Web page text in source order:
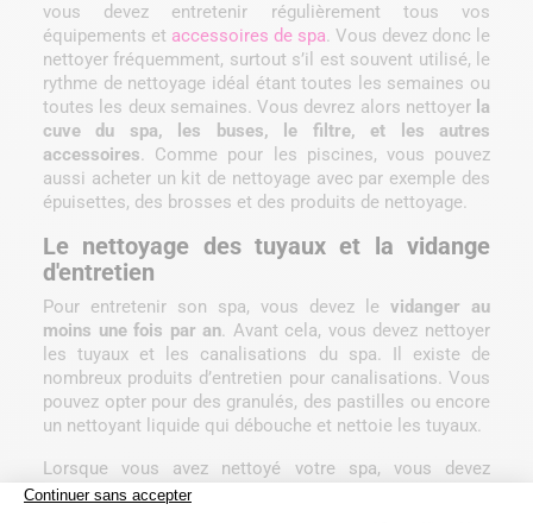
vous devez entretenir régulièrement tous vos
équipements et accessoires de spa. Vous devez donc le
nettoyer fréquemment, surtout s’il est souvent utilisé, le
rythme de nettoyage idéal étant toutes les semaines ou
toutes les deux semaines. Vous devrez alors nettoyer la
cuve du spa, les buses, le filtre, et les autres
accessoires. Comme pour les piscines, vous pouvez
aussi acheter un kit de nettoyage avec par exemple des
épuisettes, des brosses et des produits de nettoyage.
Le nettoyage des tuyaux et la vidange
d'entretien
Pour entretenir son spa, vous devez le vidanger au
moins une fois par an. Avant cela, vous devez nettoyer
les tuyaux et les canalisations du spa. Il existe de
nombreux produits d’entretien pour canalisations. Vous
pouvez opter pour des granulés, des pastilles ou encore
un nettoyant liquide qui débouche et nettoie les tuyaux.
Lorsque vous avez nettoyé votre spa, vous devez
ensuite le vider de toute son eau. C’est ainsi l’occasion